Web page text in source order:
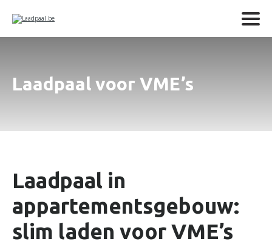
Laadpaal voor VME’s
Laadpaal in
appartementsgebouw:
slim laden voor VME’s